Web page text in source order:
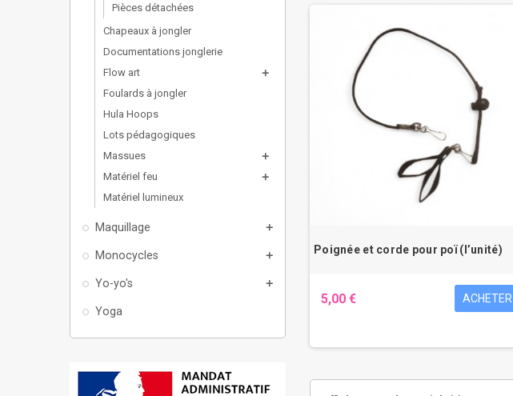
Pièces détachées
Chapeaux à jongler
Documentations jonglerie
Flow art
add
Foulards à jongler
Hula Hoops
Lots pédagogiques
Massues
add
Matériel feu add
Matériel lumineux
Maquillage add
Monocycles add
Yo-yo's add
Yoga
Poignée et corde pour poï (l’unité)
5,00 € ACHETER